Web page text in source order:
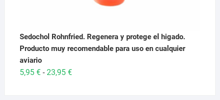
Sedochol Rohnfried. Regenera y protege el higado.
Producto muy recomendable para uso en cualquier
aviario
5,95 € - 23,95 €Rango